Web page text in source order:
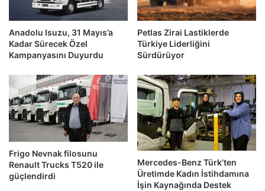
Anadolu Isuzu, 31 Mayıs’a
Kadar Sürecek Özel
Kampanyasını Duyurdu
Petlas Zirai Lastiklerde
Türkiye Liderliğini
Sürdürüyor
Frigo Nevnak filosunu
Renault Trucks T520 ile
güçlendirdi
Mercedes-Benz Türk’ten
Üretimde Kadın İstihdamına
İşin Kaynağında Destek